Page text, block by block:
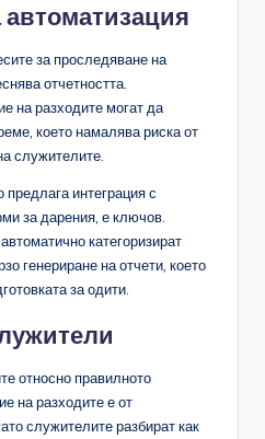
за проследяване на
отчетността.
на разходите могат да
което намалява риска от
служителите.
интеграция с
за дарения, е ключов.
категоризират
генериране на отчети, което
за одити.
относно правилното
на разходите е от
служителите разбират как